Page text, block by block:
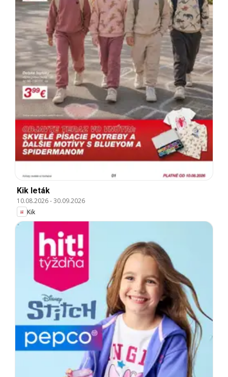
Kik leták
10.08.2026-30.09.2026
Kik